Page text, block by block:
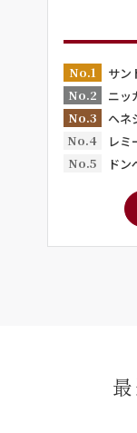
No.1
サン
No.2
ニッ
No.3
ヘネ
No.4
レミ
No.5
ドン